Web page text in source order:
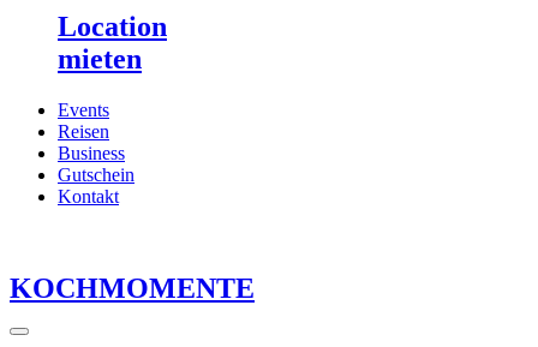
Location
mieten
Events
Reisen
Business
Gutschein
Kontakt
KOCHMOMENTE